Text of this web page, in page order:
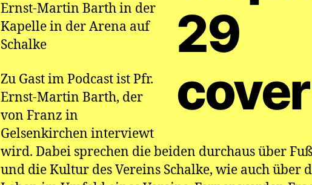
Ernst-Martin Barth in der
Kapelle in der Arena auf
Schalke
Zu Gast im Podcast ist Pfr.
Ernst-Martin Barth, der
von Franz in
Gelsenkirchen interviewt
wird. Dabei sprechen die beiden durchaus über
und die Kultur des Vereins Schalke, wie auch über